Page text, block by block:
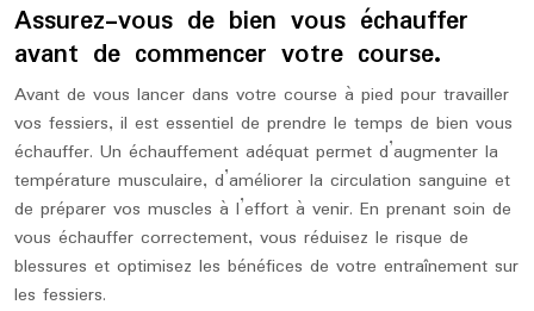
Assurez-vous de bien vous échauffer
avant de commencer votre course.
Avant de vous lancer dans votre course à pied pour travailler
vos fessiers, il est essentiel de prendre le temps de bien vous
échauffer. Un échauffement adéquat permet d’augmenter la
température musculaire, d’améliorer la circulation sanguine et
de préparer vos muscles à l’effort à venir. En prenant soin de
vous échauffer correctement, vous réduisez le risque de
blessures et optimisez les bénéfices de votre entraînement sur
les fessiers.